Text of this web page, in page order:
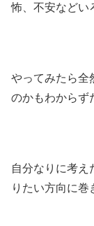
怖、不安などい
やってみたら全
のかもわからず
自分なりに考え
りたい方向に巻